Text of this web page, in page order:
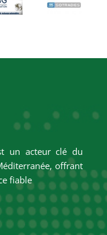
un acteur clé du
offrant
fiable